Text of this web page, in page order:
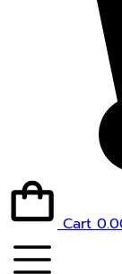
Cart